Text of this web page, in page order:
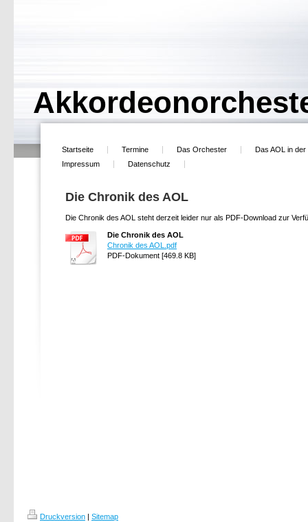
Startseite Termine Das Orchester
Das AOL in
Impressum
Datenschutz
Die Chronik des AOL
Die Chronik des AOL steht derzeit leider nur als PDF-Download zur
Die Chronik des AOL
Chronik des AOL.pdf
PDF-Dokument [469.8 KB]
Druckversion | Sitemap